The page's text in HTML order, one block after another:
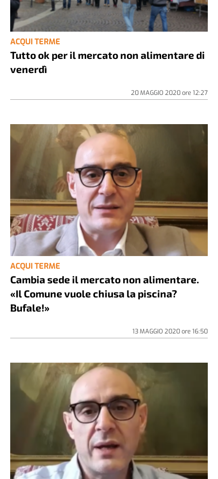
ACQUI TERME
Tutto ok per il mercato non alimentare di
venerdì
20 MAGGIO 2020ore 12:27
ACQUI TERME
Cambia sede il mercato non alimentare.
«Il Comune vuole chiusa la piscina?
Bufale!»
13 MAGGIO 2020ore 16:50